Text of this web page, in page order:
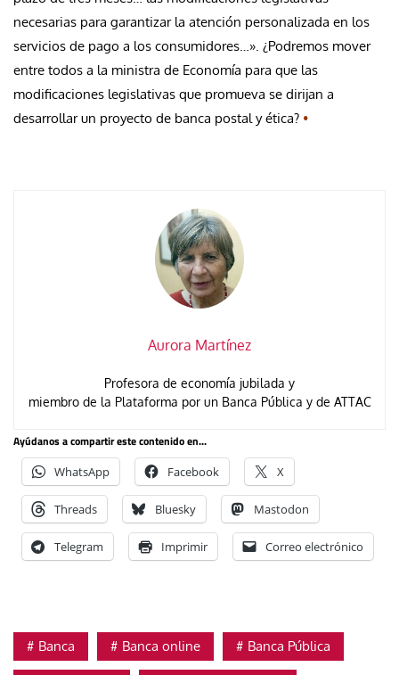
necesarias para garantizar la atención personalizada en los
servicios de pago a los consumidores…». ¿Podremos mover
entre todos a la ministra de Economía para que las
modificaciones legislativas que promueva se dirijan a
desarrollar un proyecto de banca postal y ética? •
Aurora Martínez
Profesora de economía jubilada y
miembro de la Plataforma por un Banca Pública y de ATTAC
Ayúdanos a compartir este contenido en...
WhatsApp Facebook X
Threads Bluesky Mastodon
Telegram Imprimir Correo electrónico
Banca Banca online Banca Pública